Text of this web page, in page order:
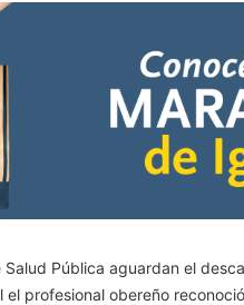
Pública aguardan el
el profesional obereño